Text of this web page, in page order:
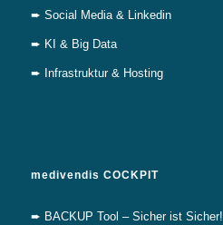
➨ Social Media & Linkedin
➨ KI & Big Data
➨ Infrastruktur & Hosting
medivendis COCKPIT
➨ BACKUP Tool – Sicher ist Sicher!